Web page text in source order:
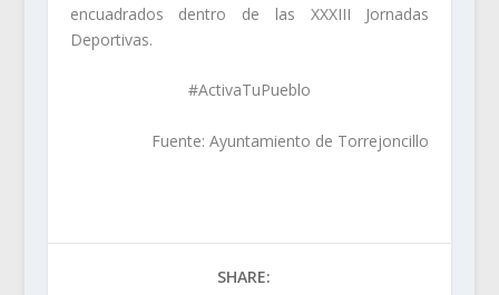
encuadrados dentro de las XXXIII Jornadas
Deportivas.
#ActivaTuPueblo
Fuente: Ayuntamiento de Torrejoncillo
SHARE: